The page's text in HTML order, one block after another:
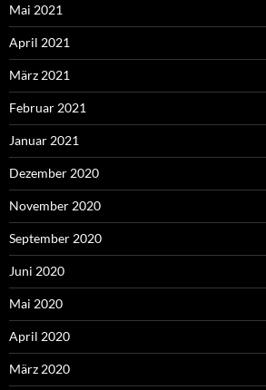
Mai 2021
April 2021
März 2021
Februar 2021
Januar 2021
Dezember 2020
November 2020
September 2020
Juni 2020
Mai 2020
April 2020
März 2020